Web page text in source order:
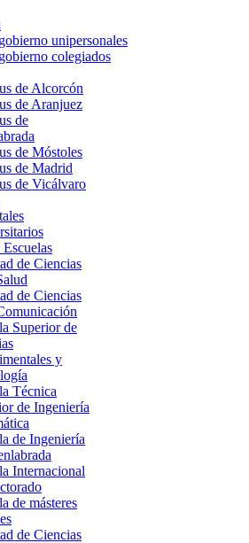
unipersonales
colegiados
de Alcorcón
de Aranjuez
de
de Móstoles
de Madrid
de Vicálvaro
de Ciencias
de Ciencias
Superior de
y
Técnica
de Ingeniería
de Ingeniería
Internacional
de másteres
de Ciencias